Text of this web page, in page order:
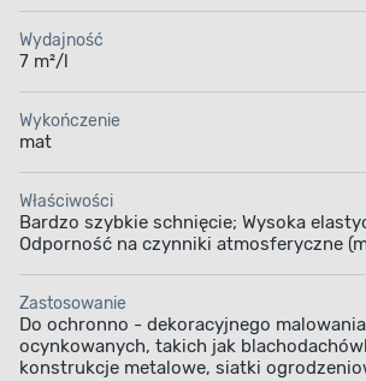
Wydajność
7 m²/l
Wykończenie
mat
Właściwości
Bardzo szybkie schnięcie; Wysoka
Odporność na czynniki atmosferyczne
Zastosowanie
Do ochronno - dekoracyjnego
ocynkowanych, takich jak
konstrukcje metalowe, siatki